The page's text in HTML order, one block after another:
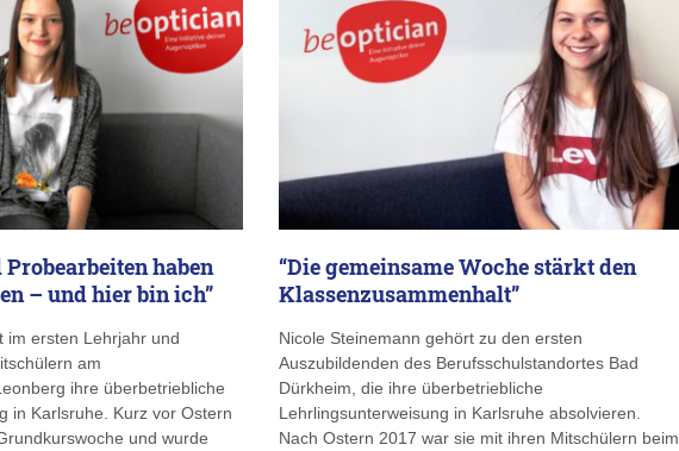
haben
– und hier bin ich”
im ersten Lehrjahr und
am
ihre überbetriebliche
in Karlsruhe. Kurz vor Ostern
und wurde
“Die gemeinsame Woche stärkt den
Klassenzusammenhalt”
Nicole Steinemann gehört zu den ersten
Auszubildenden des Berufsschulstandortes Bad
Dürkheim, die ihre überbetriebliche
Lehrlingsunterweisung in Karlsruhe absolvieren.
Nach Ostern 2017 war sie mit ihren Mitschülern beim